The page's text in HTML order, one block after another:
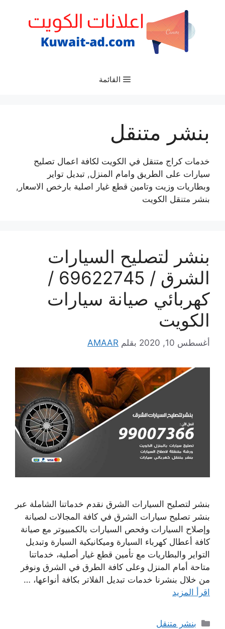
القائمة
بنشر متنقل
خدمات كراج متنقل في الكويت لكافة اعمال تصليح
سيارات على الطريق وامام المنزل, تبديل تواير
وبطاريات وزيت وتامين قطع غيار اصلية بارخص الاسعار,
بنشر متنقل الكويت
بنشر لتصليح السيارات
الشرق / 69622745 /
كهربائي صيانة سيارات
الكويت
أغسطس 10, 2020 بقلم AMAAR
بنشر لتصليح السيارات الشرق نقدم خدماتنا الشاملة عبر
بنشر تصليح سيارات الشرق في كافة المجالات لصيانة
وإصلاح السيارات وفحص السيارات بالكمبيوتر مع صيانة
كافة أعطال كهرباء السيارة وميكانيكية السيارة وتبديل
التواير والبطاريات مع تأمين قطع غيار أصلية، خدماتنا
متاحة أمام المنزل وعلى كافة الطرق في الشرق ونوفر
من خلال بنشرنا خدمات تبديل الفلاتر بكافة أنواعها، …
اقرأ المزيد
التصنيفات
بنشر متنقل